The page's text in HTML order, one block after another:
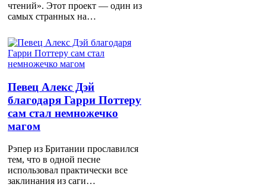
чтений». Этот проект — один из
самых странных на…
Певец Алекс Дэй
благодаря Гарри Поттеру
сам стал немножечко
магом
Рэпер из Британии прославился
тем, что в одной песне
использовал практически все
заклинания из саги…